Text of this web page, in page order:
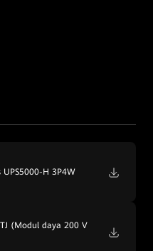
UPS5000-H 3P4W
(Modul daya 200 V